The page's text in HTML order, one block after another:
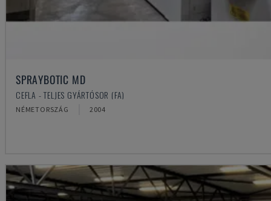
SPRAYBOTIC MD
CEFLA - TELJES GYÁRTÓSOR (FA)
NÉMETORSZÁG 2004